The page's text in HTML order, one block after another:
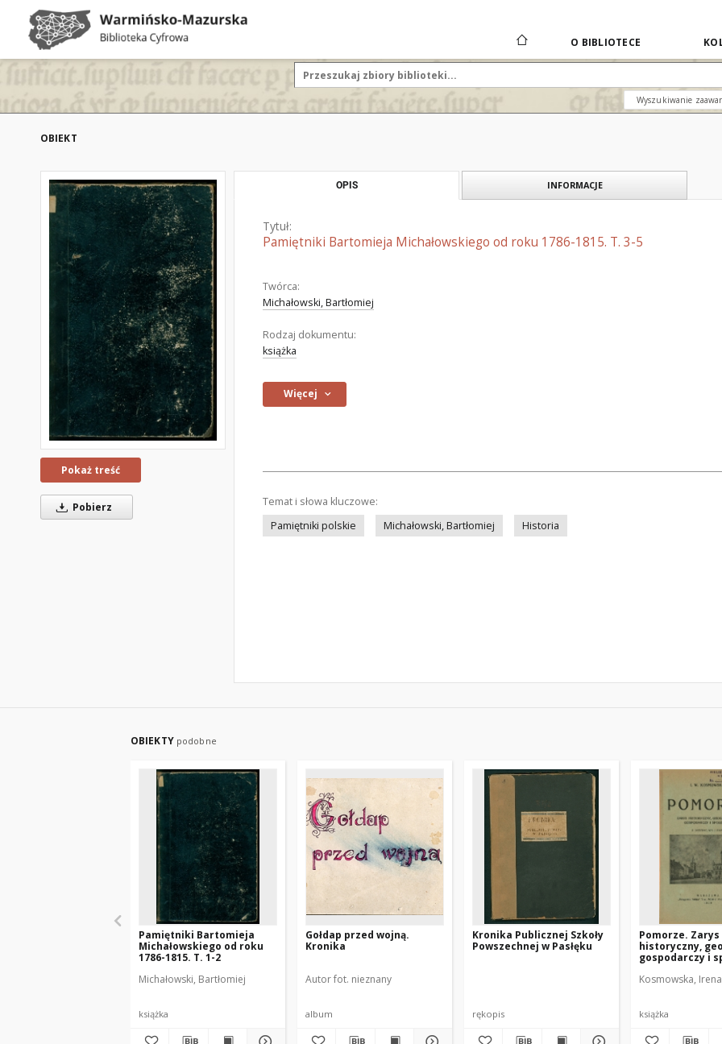
O BIBLIOTECE
Wyszukiwanie
OBIEKT
Pokaż treść
Pobierz
OPIS INFORMACJE
Tytuł:
Pamiętniki Bartomieja Michałowskiego od roku 1786-1815. T. 3-5
Twórca:
Michałowski, Bartłomiej
Rodzaj dokumentu:
książka
Więcej
Temat i słowa kluczowe:
Pamiętniki polskie
Michałowski, Bartłomiej Historia
OBIEKTY podobne
Pamiętniki Bartomieja
Michałowskiego od roku
1786-1815. T. 1-2
Michałowski, Bartłomiej
książka
Gołdap przed wojną.
Kronika
Autor fot. nieznany
album
Kronika Publicznej Szkoły
Powszechnej w Pasłęku
rękopis
Pomorze. Zarys
historyczny,
gospodarczy i
powrotu
Kosmowska,
książka